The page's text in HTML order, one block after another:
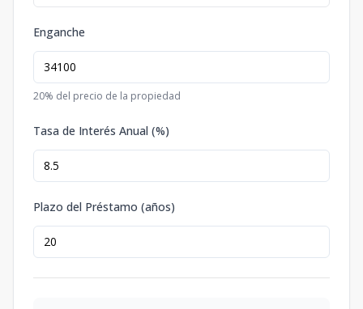
Enganche
20% del precio de la propiedad
Tasa de Interés Anual (%)
Plazo del Préstamo (años)